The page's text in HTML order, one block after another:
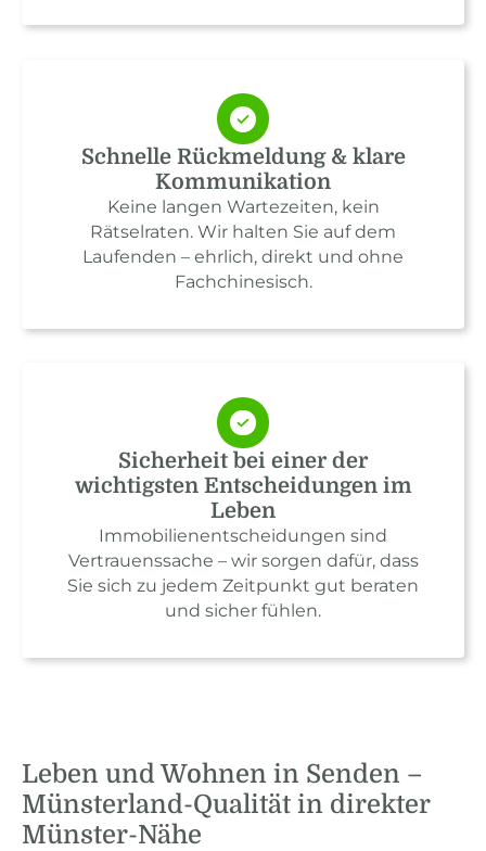
Schnelle Rückmeldung & klare
Kommunikation
Keine langen Wartezeiten, kein
Rätselraten. Wir halten Sie auf dem
Laufenden – ehrlich, direkt und ohne
Fachchinesisch.
Sicherheit bei einer der
wichtigsten Entscheidungen im
Leben
Immobilienentscheidungen sind
Vertrauenssache – wir sorgen dafür, dass
Sie sich zu jedem Zeitpunkt gut beraten
und sicher fühlen.
Leben und Wohnen in Senden –
Münsterland-Qualität in direkter
Münster-Nähe